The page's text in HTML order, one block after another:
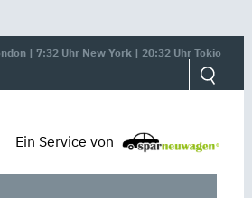
| 7:32 Uhr New York | 20:32 Uhr Tokio
Ein Service von